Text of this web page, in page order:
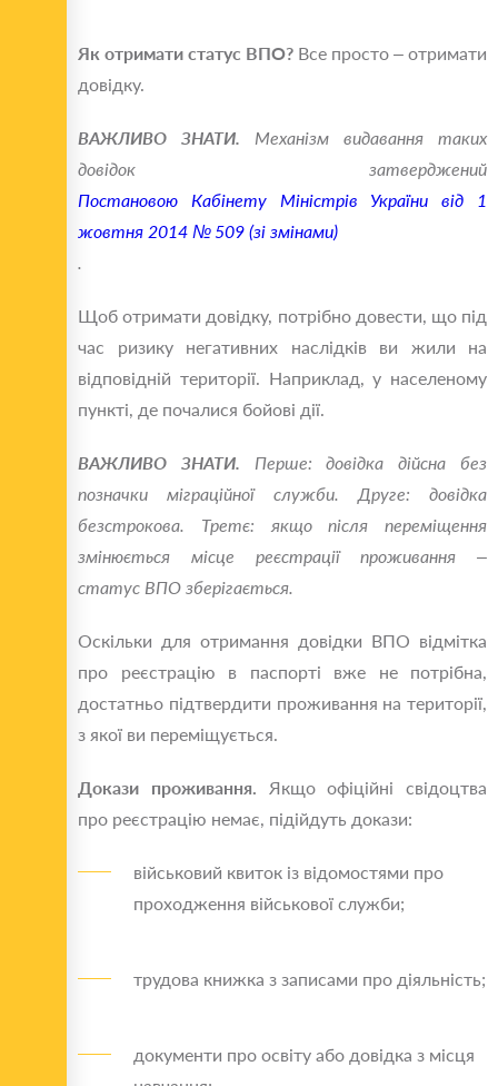
Як отримати статус ВПО? Все просто – отримати
довідку.
ВАЖЛИВО ЗНАТИ.
Механізм видавання таких
довідок затверджений
Постановою Кабінету Міністрів України від 1
жовтня 2014 № 509 (зі змінами)
.
Щоб отримати довідку, потрібно довести, що під
час ризику негативних наслідків ви жили на
відповідній території. Наприклад, у населеному
пункті, де почалися бойові дії.
ВАЖЛИВО ЗНАТИ.
Перше: довідка дійсна без
позначки міграційної служби.
Друге: довідка
безстрокова.
Третє: якщо після переміщення
змінюється місце реєстрації проживання –
статус ВПО зберігається.
Оскільки для отримання довідки ВПО відмітка
про реєстрацію в паспорті вже не потрібна,
достатньо підтвердити проживання на території,
з якої ви переміщується.
Докази проживання. Якщо офіційні свідоцтва
про реєстрацію немає, підійдуть докази:
військовий квиток із відомостями про
проходження військової служби;
трудова книжка з записами про діяльність;
документи про освіту або довідка з місця